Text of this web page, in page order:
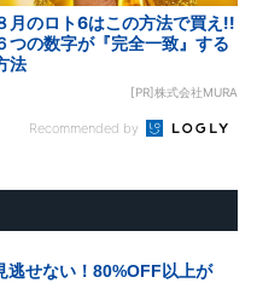
月のロト6はこの方法で買え!!
つの数字が『完全一致』する
法
[PR]株式会社MURA
Recommended by
逃せない！80%OFF以上が